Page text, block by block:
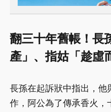
翻三十年舊帳！長
產」、指姑「趁虛
長孫在起訴狀中指出，他
作，阿公為了傳承香火，